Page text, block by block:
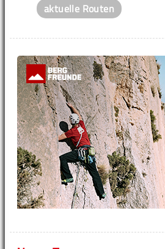
aktuelle Routen